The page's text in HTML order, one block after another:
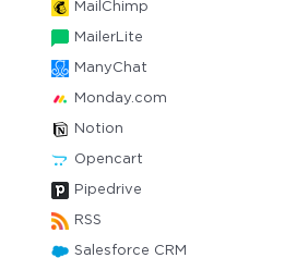
MailChimp
MailerLite
ManyChat
Monday.com
Notion
Opencart
Pipedrive
RSS
Salesforce CRM